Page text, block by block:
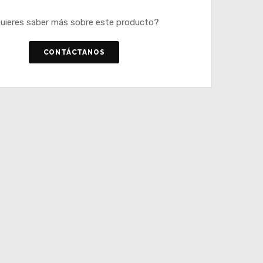
saber más sobre este producto?
CONTÁCTANOS